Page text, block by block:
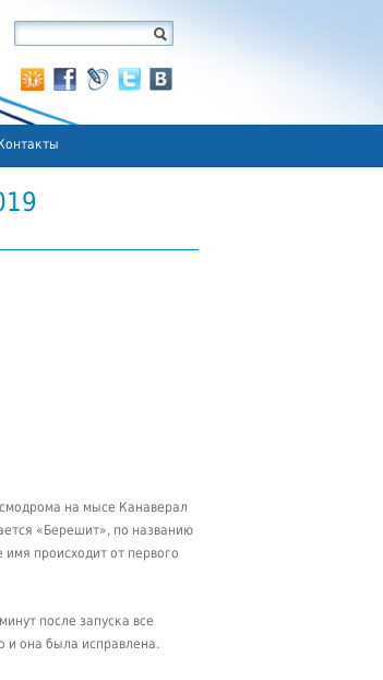
на мысе Канаверал
«Берешит», по названию
происходит от первого
после запуска все
и она была исправлена.